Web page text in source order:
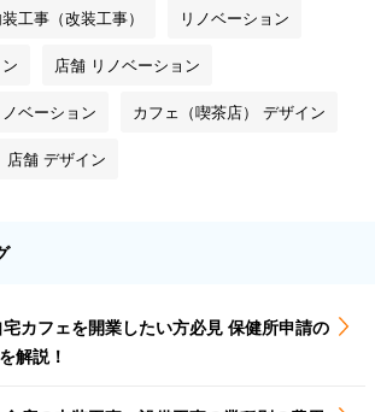
工事（改装工事） リノベーション
店舗 リノベーション
ベーション カフェ（喫茶店） デザイン
店舗 デザイン
宅カフェを開業したい方必見 保健所申請の
解説！